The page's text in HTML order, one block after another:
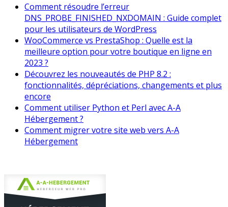
Comment résoudre l’erreur
DNS_PROBE_FINISHED_NXDOMAIN : Guide complet
pour les utilisateurs de WordPress
WooCommerce vs PrestaShop : Quelle est la
meilleure option pour votre boutique en ligne en
2023 ?
Découvrez les nouveautés de PHP 8.2 :
fonctionnalités, dépréciations, changements et plus
encore
Comment utiliser Python et Perl avec A-A
Hébergement ?
Comment migrer votre site web vers A-A
Hébergement